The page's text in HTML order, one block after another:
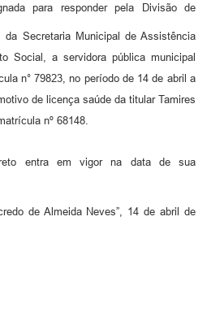
para responder pela Divisão de
da Secretaria Municipal de Assistência
Social, a servidora pública municipal
n° 79823, no período de 14 de abril a
de licença saúde da titular Tamires
nº 68148.
entra em vigor na data de sua
de Almeida Neves”, 14 de abril de